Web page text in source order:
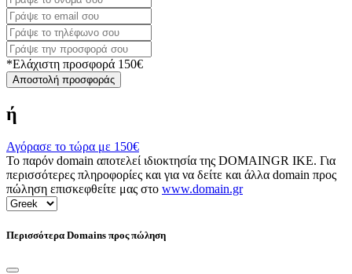
*Ελάχιστη προσφορά 150€
Αποστολή προσφοράς
ή
Αγόρασε το τώρα με 150€
Το παρόν domain αποτελεί ιδιοκτησία της DOMAINGR ΙΚΕ. Για
περισσότερες πληροφορίες και για να δείτε και άλλα domain προς
πώληση επισκεφθείτε μας στο www.domain.gr
Περισσότερα Domains προς πώληση